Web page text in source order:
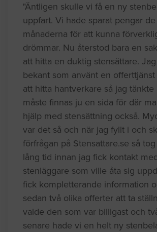
"Äntligen skulle vi få en ny
uppfart. Vi hade sparat pengar de
månaderna för att kunna
drömmar. Nu återstod bara en
att hitta en duktig stensättare.
bekant som använt en
att hitta hantverkare så jag tänkte
måste finnas ju en sida för där
hjälp med stensättning också.
var det så och när jag fyllt i och
förfrågan på Stensattare.se så
lång tid innan jag fick kontakt
stenläggare som ville åta sig
fick kompletterande information
sedan två olika offerter att ta
valde den som var billigast och
senare hade vi en helt ny